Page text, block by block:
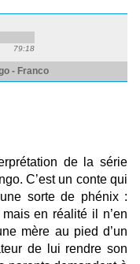
de la série
C’est un conte qui
sorte de phénix :
en réalité il n’en
mère au pied d’un
de lui rendre son